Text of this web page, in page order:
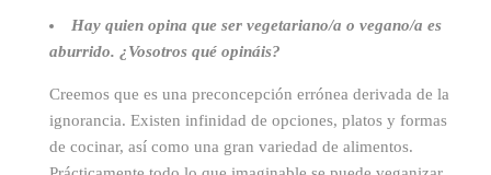
Hay quien opina que ser vegetariano/a o vegano/a es
aburrido. ¿Vosotros qué opináis?
Creemos que es una preconcepción errónea derivada de la
ignorancia. Existen infinidad de opciones, platos y formas
de cocinar, así como una gran variedad de alimentos.